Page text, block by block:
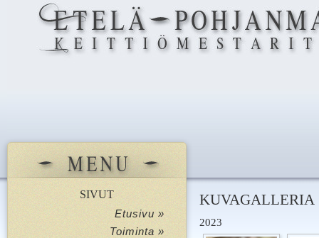
SIVUT
Etusivu »
Toiminta »
KUVAGALLERIA
2023